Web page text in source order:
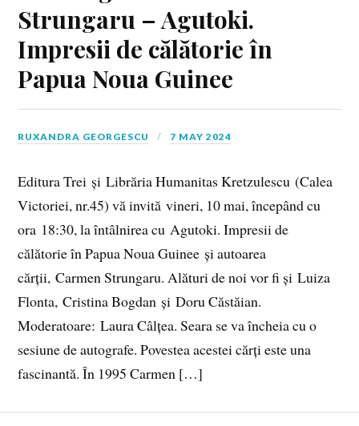
Strungaru – Agutoki.
Impresii de călătorie în
Papua Noua Guinee
RUXANDRA GEORGESCU 7 MAY 2024
Editura Trei și Librăria Humanitas Kretzulescu (Calea
Victoriei, nr.45) vă invită vineri, 10 mai, începând cu
ora 18:30, la întâlnirea cu Agutoki. Impresii de
călătorie în Papua Noua Guinee și autoarea
cărții, Carmen Strungaru. Alături de noi vor fi și Luiza
Flonta, Cristina Bogdan și Doru Căstăian.
Moderatoare: Laura Câlțea. Seara se va încheia cu o
sesiune de autografe. Povestea acestei cărți este una
fascinantă. În 1995 Carmen […]